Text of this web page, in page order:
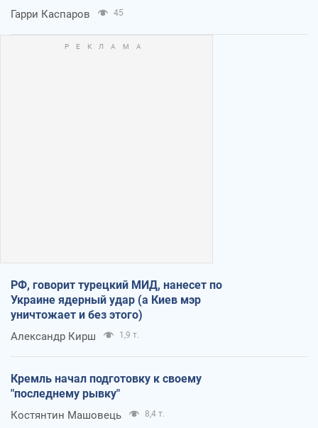
Гарри Каспаров 45
РФ, говорит турецкий МИД, нанесет по
Украине ядерный удар (а Киев мэр
уничтожает и без этого)
Александр Кирш 1,9 т.
Кремль начал подготовку к своему
"последнему рывку"
Костянтин Машовець 8,4 т.